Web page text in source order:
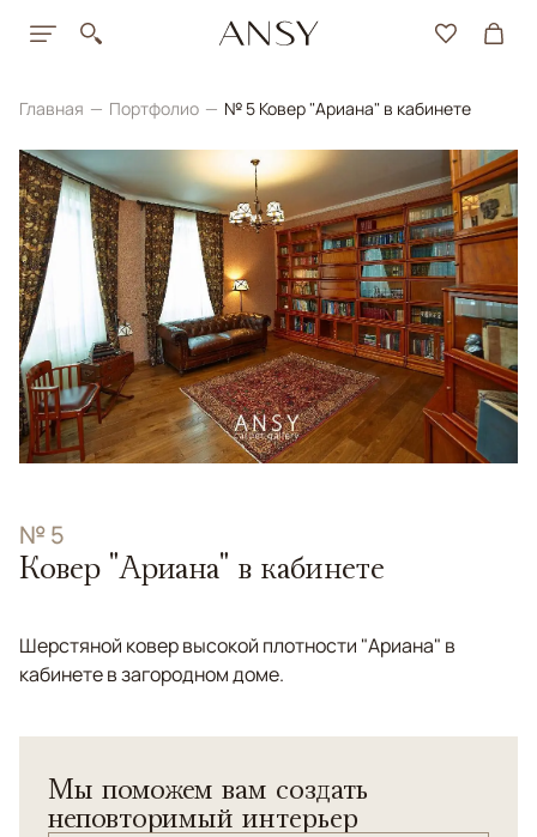
Главная Портфолио № 5 Ковер "Ариана" в кабинете
№ 5
Ковер "Ариана" в кабинете
Шерстяной ковер высокой плотности "Ариана" в
кабинете в загородном доме.
Мы поможем вам создать
неповторимый интерьер